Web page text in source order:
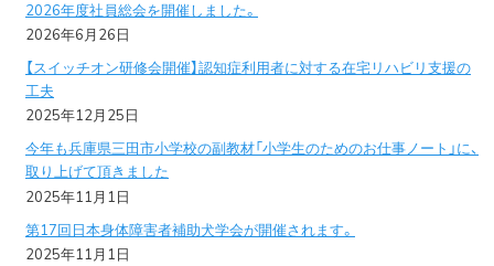
2026年度社員総会を開催しました。
2026年6月26日
【スイッチオン研修会開催】認知症利用者に対する在宅リハビリ支援の
工夫
2025年12月25日
今年も兵庫県三田市小学校の副教材「小学生のためのお仕事ノート」に、
取り上げて頂きました
2025年11月1日
第17回日本身体障害者補助犬学会が開催されます。
2025年11月1日